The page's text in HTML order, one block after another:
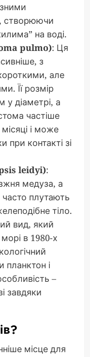
створюючи
на воді.
pulmo): Ця
з
але
Її розмір
у діаметрі, а
частіше
і може
при контакті зі
leidyi):
медуза, а
плутають
тіло.
вид, який
в 1980-х
планктон і
–
завдяки
місце для